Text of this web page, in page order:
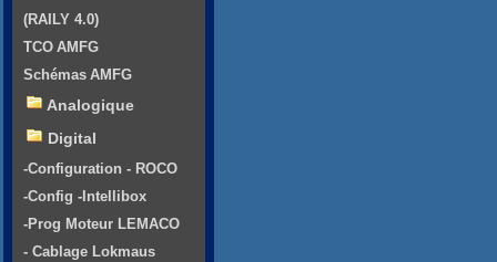
(RAILY 4.0)
TCO AMFG
Schémas AMFG
Analogique
Digital
-Configuration - ROCO
-Config -Intellibox
-Prog Moteur LEMACO
- Cablage Lokmaus